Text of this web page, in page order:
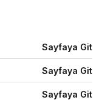
Sayfaya Git
Sayfaya Git
Sayfaya Git